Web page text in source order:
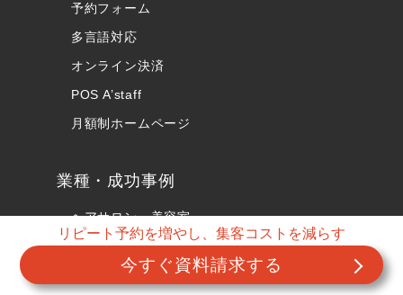
リピート予約を増やし、集客コストを減らす
今すぐ資料請求する
予約フォーム
多言語対応
オンライン決済
POS A’staff
月額制ホームページ
業種・成功事例
ヘアサロン・美容室
バーバー・理容室
リラクゼーション